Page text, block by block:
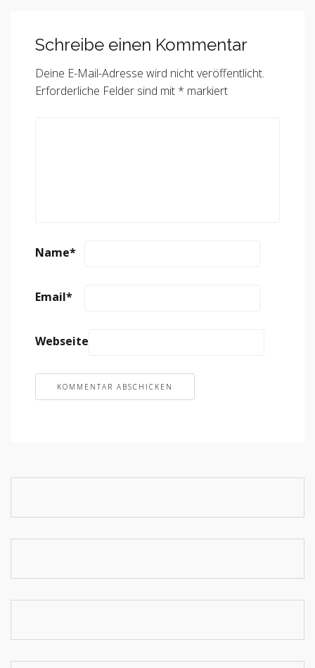
Schreibe einen Kommentar
Deine E-Mail-Adresse wird nicht veröffentlicht.
Erforderliche Felder sind mit * markiert
Name*
Email*
Webseite